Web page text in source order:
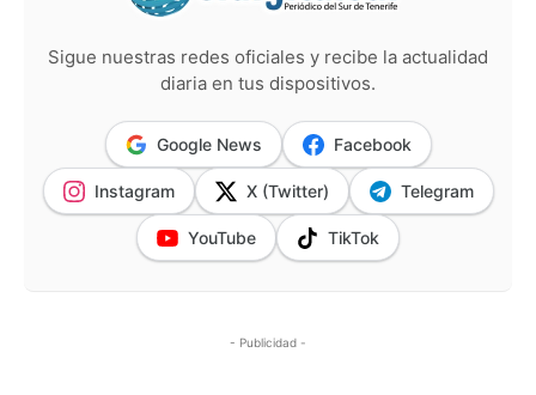
Sigue nuestras redes oficiales y recibe la actualidad
diaria en tus dispositivos.
Google News Facebook
Instagram X (Twitter) Telegram
YouTube TikTok
- Publicidad -